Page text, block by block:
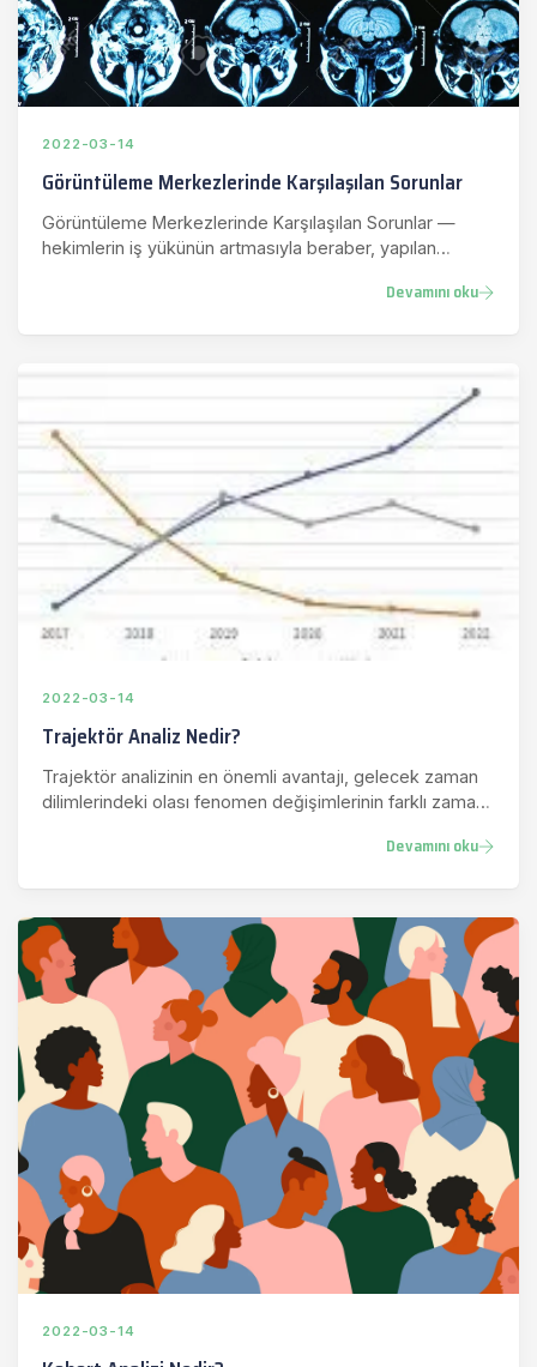
2022-03-14
Görüntüleme Merkezlerinde Karşılaşılan Sorunlar
Görüntüleme Merkezlerinde Karşılaşılan Sorunlar —
hekimlerin iş yükünün artmasıyla beraber, yapılan
Devamını oku
2022-03-14
Trajektör Analiz Nedir?
Trajektör analizinin en önemli avantajı, gelecek zaman
dilimlerindeki olası fenomen değişimlerinin farklı zaman
Devamını oku
2022-03-14